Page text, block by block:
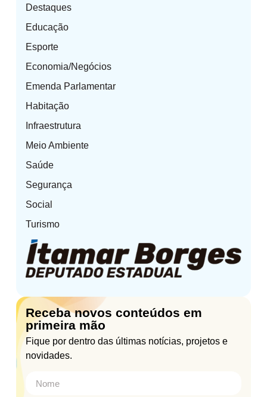
Destaques
Educação
Esporte
Economia/Negócios
Emenda Parlamentar
Habitação
Infraestrutura
Meio Ambiente
Saúde
Segurança
Social
Turismo
Receba novos conteúdos em
primeira mão
Fique por dentro das últimas notícias, projetos e
novidades.